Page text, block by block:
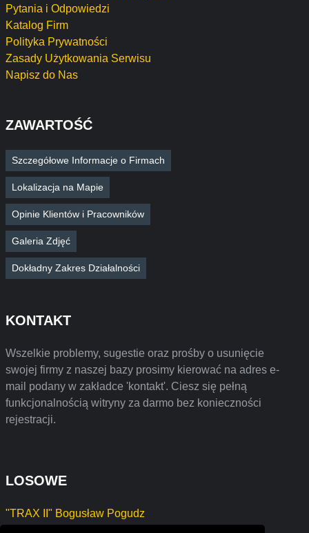
Pytania i Odpowiedzi
Katalog Firm
Polityka Prywatności
Zasady Użytkowania Serwisu
Napisz do Nas
ZAWARTOŚĆ
Szczegółowe Informacje o Firmach
Lokalizacja na Mapie
Opinie Klientów i Pracowników
Galeria Zdjęć
Dokładny Zakres Działalności
KONTAKT
Wszelkie problemy, sugestie oraz prośby o usunięcie
swojej firmy z naszej bazy prosimy kierować na adres e-
mail podany w zakładce 'kontakt'. Ciesz się pełną
funkcjonalnością witryny za darmo bez konieczności
rejestracji.
LOSOWE
"TRAX II" Bogusław Pogudz